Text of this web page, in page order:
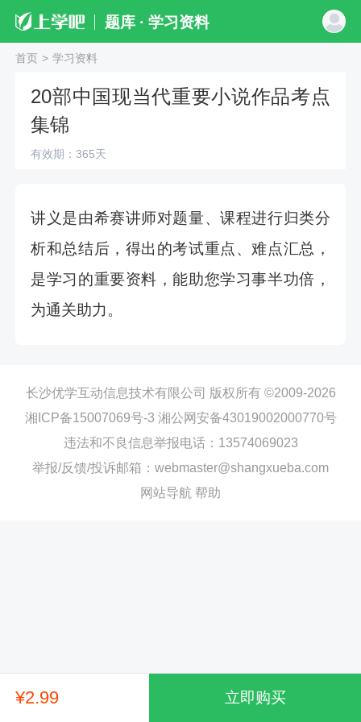
题库 · 学习资料
首页 > 学习资料
20部中国现当代重要小说作品考点
集锦
有效期：365天
讲义是由希赛讲师对题量、课程进行归类分
析和总结后，得出的考试重点、难点汇总，
是学习的重要资料，能助您学习事半功倍，
为通关助力。
¥2.99 立即购买
长沙优学互动信息技术有限公司 版权所有 ©2009-2026
湘ICP备15007069号-3 湘公网安备43019002000770号
违法和不良信息举报电话：13574069023
举报/反馈/投诉邮箱：webmaster@shangxueba.com
网站导航 帮助